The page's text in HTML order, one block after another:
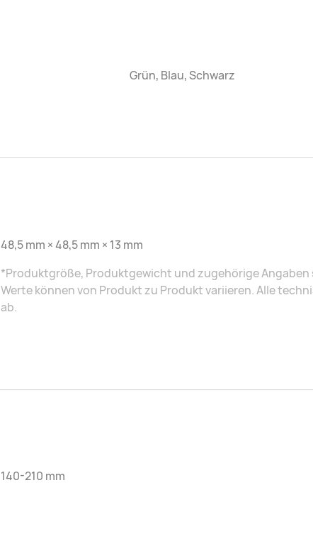
Grün, Blau, Schwarz
48,5 mm × 48,5 mm × 13 mm
*Produktgröße, Produktgewicht und zugehörige
Werte können von Produkt zu Produkt variieren. Alle
ab.
140-210 mm